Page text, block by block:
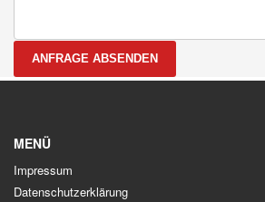
ANFRAGE ABSENDEN
MENÜ
Impressum
Datenschutzerklärung